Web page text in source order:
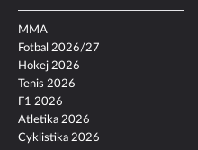
MMA
Fotbal 2026/27
Hokej 2026
Tenis 2026
F1 2026
Atletika 2026
Cyklistika 2026